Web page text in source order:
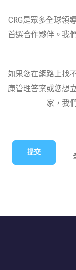
CRG是眾多全球領
首選合作夥伴。我
如果您在網路上找
康管理答案或您想
家，我
提交